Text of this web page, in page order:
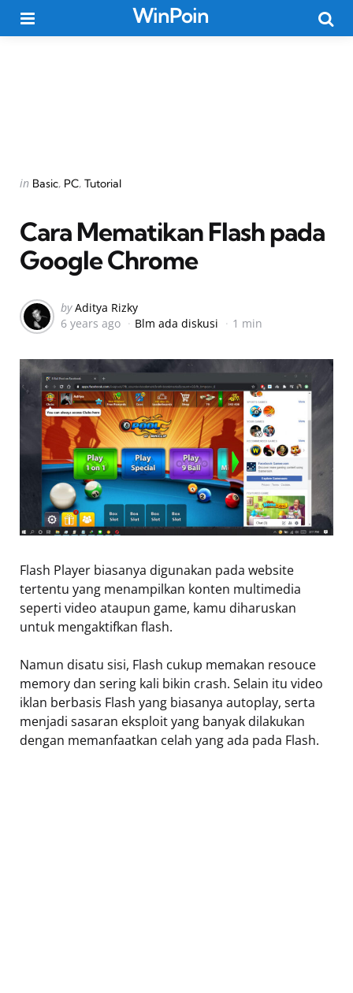
WinPoin
Categories
Posted
in Basic PC Tutorial
Cara Mematikan Flash pada
Google Chrome
Posted
by
by Aditya Rizky
6 years ago
Blm ada diskusi 1 min
Flash Player biasanya digunakan pada website
tertentu yang menampilkan konten multimedia
seperti video ataupun game, kamu diharuskan
untuk mengaktifkan flash.
Namun disatu sisi, Flash cukup memakan resouce
memory dan sering kali bikin crash. Selain itu video
iklan berbasis Flash yang biasanya autoplay, serta
menjadi sasaran eksploit yang banyak dilakukan
dengan memanfaatkan celah yang ada pada Flash.